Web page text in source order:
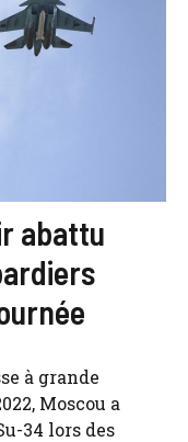
abattu
à grande
Moscou a
34 lors des